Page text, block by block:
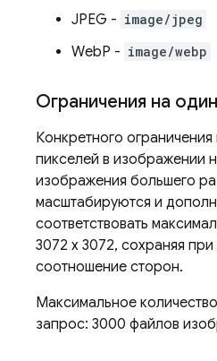
JPEG - image/jpeg
WebP - image/webp
Ограничения на
Конкретного ограничения
пикселей в изображении
изображения большего
масштабируются и
соответствовать
3072 x 3072, сохраняя
соотношение сторон.
Максимальное
запрос: 3000 файлов